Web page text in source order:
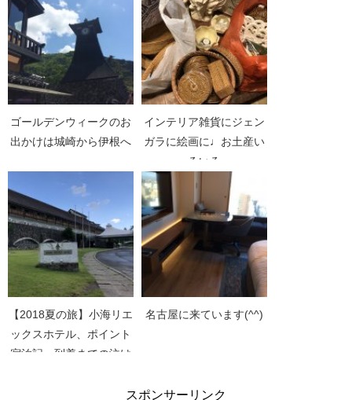
ゴールデンウィークのお
出かけは城崎から伊根へ
インテリア雑貨にジェン
ガラに絵画に♩お土産い
ろいろ
【2018夏の旅】小海リエ
ックスホテル、ポイント
宿泊記 到着までの泣け
名古屋に来ています(^^)
スポンサーリンク